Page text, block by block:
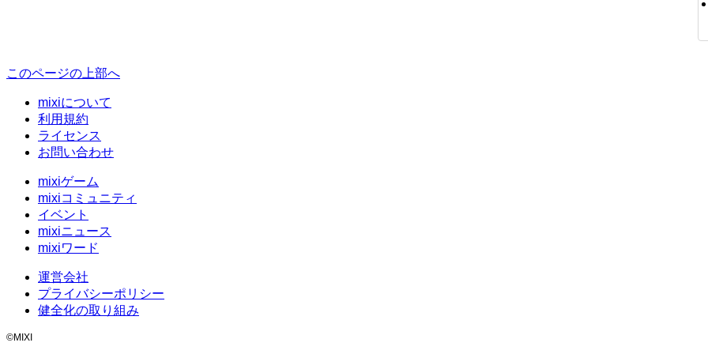
このページの上部へ
mixiについて
利用規約
ライセンス
お問い合わせ
mixiゲーム
mixiコミュニティ
イベント
mixiニュース
mixiワード
運営会社
プライバシーポリシー
健全化の取り組み
©MIXI